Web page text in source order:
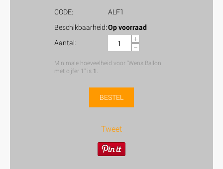
CODE:
ALF1
Beschikbaarheid:Op voorraad
Aantal:
+
−
Minimale hoeveelheid voor "Wens Ballon
met cijfer 1" is 1
BESTEL
Tweet